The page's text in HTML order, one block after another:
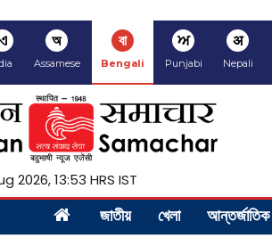
অ
Assamese
বা
Bengali
ਅ
Punjabi
अ
Nepali
2026, 13:53 HRS IST
জাতীয় খেলা আন্তর্জাতিক